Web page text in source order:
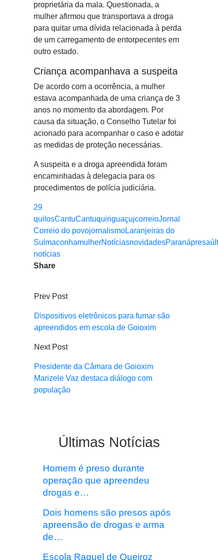
proprietária da mala. Questionada, a
mulher afirmou que transportava a droga
para quitar uma dívida relacionada à perda
de um carregamento de entorpecentes em
outro estado.
Criança acompanhava a suspeita
De acordo com a ocorrência, a mulher
estava acompanhada de uma criança de 3
anos no momento da abordagem. Por
causa da situação, o Conselho Tutelar foi
acionado para acompanhar o caso e adotar
as medidas de proteção necessárias.
A suspeita e a droga apreendida foram
encaminhadas à delegacia para os
procedimentos de polícia judiciária.
29
quilosCantuCantuquiriguaçujcorreioJornal
Correio do povojornalismoLaranjeiras do
Sul maconhamulherNotíciasnovidadesParanápresa
notícias
Share
Prev Post
Dispositivos eletrônicos para fumar são
apreendidos em escola de Goioxim
Next Post
Presidente da Câmara de Goioxim
Marizele Vaz destaca diálogo com
população
Últimas Notícias
Homem é preso durante
operação que apreendeu
drogas e…
Dois homens são presos após
apreensão de drogas e arma
de…
Escola Raquel de Queiroz